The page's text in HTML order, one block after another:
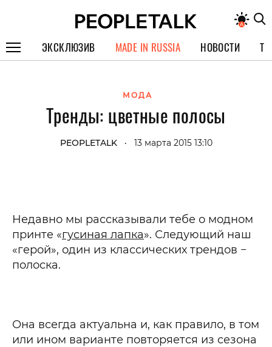
ЭКСКЛЮЗИВ
ИНТЕРВЬЮ
ПОКОЛЕНИЕ
MADE IN RUSSIA НОВОСТИ
МОДА
Тренды: цветные полосы
PEOPLETALK • 13 марта 2015 13:10
Недавно мы рассказывали тебе о модном
принте «гусиная лапка». Следующий наш
«герой», один из классических трендов −
полоска.
Она всегда актуальна и, как правило, в том
или ином варианте повторяется из сезона